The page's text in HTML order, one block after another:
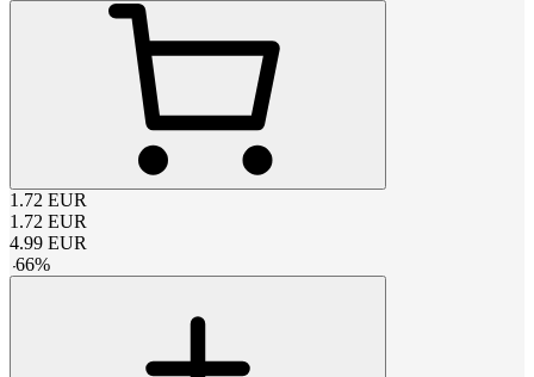
1.72 EUR
1.72 EUR
4.99 EUR
-66%